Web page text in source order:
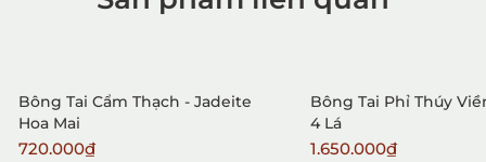
1. Mua hàng trực tiếp tại VietGemstones
Bông Tai Cẩm Thạch - Jadeite
Hoa Mai
720.000₫
Bông Tai Phỉ Thúy
4 Lá
1.650.000₫